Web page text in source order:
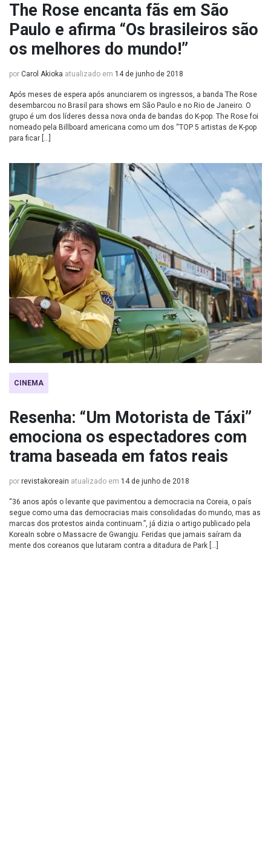
The Rose encanta fãs em São
Paulo e afirma “Os brasileiros são
os melhores do mundo!”
por Carol Akioka atualizado em 14 de junho de 2018
Após meses de espera após anunciarem os ingressos, a banda The Rose
desembarcou no Brasil para shows em São Paulo e no Rio de Janeiro. O
grupo é um dos líderes dessa nova onda de bandas do K-pop. The Rose foi
nomeado pela Billboard americana como um dos “TOP 5 artistas de K-pop
para ficar […]
CINEMA
Resenha: “Um Motorista de Táxi”
emociona os espectadores com
trama baseada em fatos reais
por revistakoreain atualizado em 14 de junho de 2018
“36 anos após o levante que pavimentou a democracia na Coreia, o país
segue como uma das democracias mais consolidadas do mundo, mas as
marcas dos protestos ainda continuam.”, já dizia o artigo publicado pela
KoreaIn sobre o Massacre de Gwangju. Feridas que jamais saíram da
mente dos coreanos que lutaram contra a ditadura de Park […]